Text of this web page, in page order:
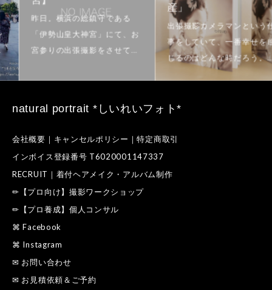
産」
natural portrait *しいれいフォト*
会社概要｜キャンセルポリシー｜特定商取引
インボイス登録番号 T6020001147337
RECRUIT｜着付ヘアメイク・アルバム制作
✏【プロ向け】撮影ワークショップ
✏【プロ養成】個人コンサル
⌘ Facebook
⌘ Instagram
✉ お問い合わせ
✉ お見積依頼＆ご予約